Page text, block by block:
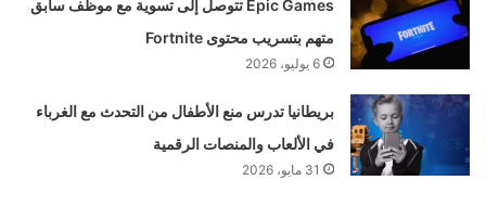
Epic Games تتوصل إلى تسوية مع موظف سابق
متهم بتسريب محتوى Fortnite
6 يوليو، 2026
بريطانيا تدرس منع الأطفال من التحدث مع الغرباء
في الألعاب والمنصات الرقمية
31 مايو، 2026